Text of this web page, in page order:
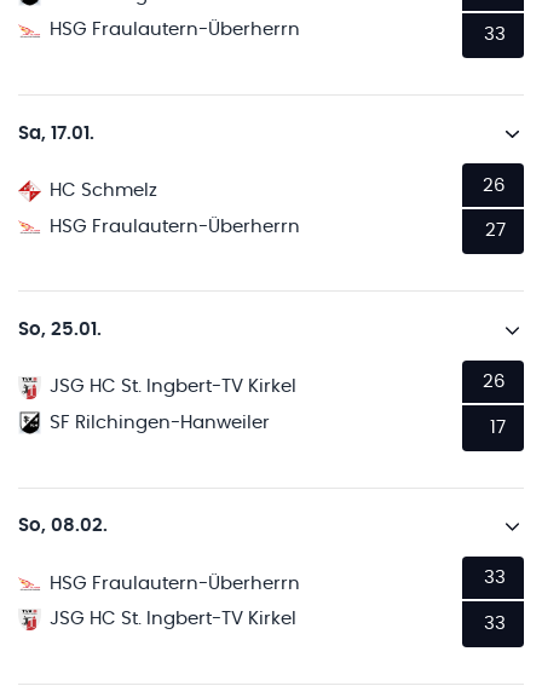
HSG Fraulautern-Überherrn
33
Sa, 17.01.
HC Schmelz
HSG Fraulautern-Überherrn
26
27
So, 25.01.
JSG HC St. Ingbert-TV Kirkel
SF Rilchingen-Hanweiler
26
17
So, 08.02.
HSG Fraulautern-Überherrn
JSG HC St. Ingbert-TV Kirkel
33
33